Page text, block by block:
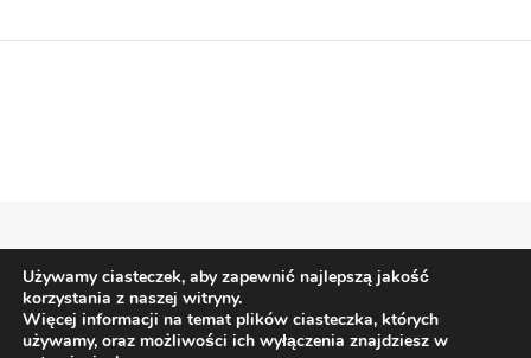
Bard Motyw przez WP Royal.
Używamy ciasteczek, aby zapewnić najlepszą jakość
korzystania z naszej witryny.
Więcej informacji na temat plików ciasteczka, których
używamy, oraz możliwości ich wyłączenia znajdziesz w